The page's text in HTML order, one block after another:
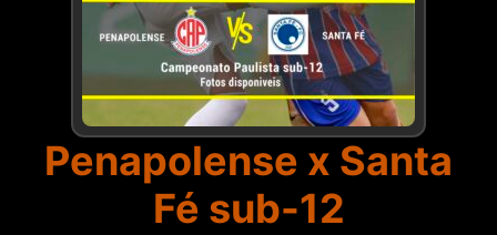
Penapolense x Santa
Fé sub-12